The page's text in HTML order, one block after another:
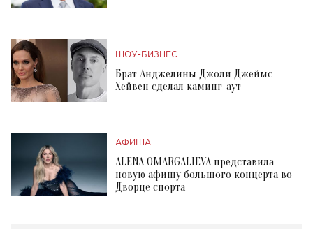
ШОУ-БИЗНЕС
Брат Анджелины Джоли Джеймс
Хейвен сделал каминг-аут
АФИША
ALENA OMARGALIEVA представила
новую афишу большого концерта во
Дворце спорта